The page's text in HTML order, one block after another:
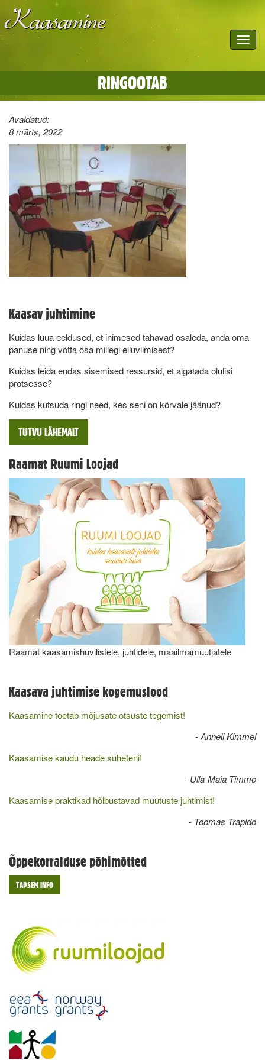
Toggle
RINGOOTAB
Avaldatud:
8 märts, 2022
Kaasav juhtimine
Kuidas luua eeldused, et inimesed tahavad osaleda, anda oma
panuse ning võtta osa millegi elluviimisest?
Kuidas leida endas sisemised ressursid, et algatada olulisi
protsesse?
Kuidas kutsuda ringi need, kes seni on kõrvale jäänud?
TUTVU LÄHEMALT
Raamat Ruumi Loojad
Raamat kaasamishuvilistele, juhtidele, maailmamuutjatele
Kaasava juhtimise kogemuslood
Kaasamine toetab mõjusate otsuste tegemist!
-Anneli Kimmel
Kaasamise kaudu heade suheteni!
- Ulla-Maia Timmo
Kaasamise praktikad hõlbustavad muutuste juhtimist!
- Toomas Trapido
Õppekorralduse põhimõtted
TÄPSEM INFO